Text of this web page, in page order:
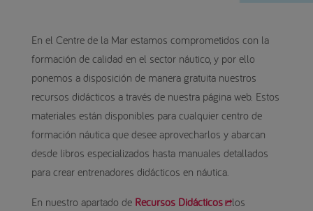
En el Centre de la Mar estamos comprometidos con la
formación de calidad en el sector náutico, y por ello
ponemos a disposición de manera gratuita nuestros
recursos didácticos a través de nuestra página web. Estos
materiales están disponibles para cualquier centro de
formación náutica que desee aprovecharlos y abarcan
desde libros especializados hasta manuales detallados
para crear entrenadores didácticos en náutica.
En nuestro apartado de Recursos Didácticos
los